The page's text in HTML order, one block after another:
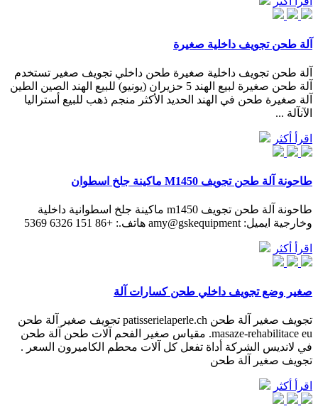
آلة طحن تجويف داخلية صغيرة
آلة طحن تجويف داخلية صغيرة طحن داخلي تجويف صغير تستخدم
آلة طحن صغيرة لبيع الهند 5 حزيران (يونيو) للبيع الهند الصين الطين
آلة صغيرة طحن في الهند الحديد الأكثر منجم ذهب للبيع أستراليا
الآنآلة ...
اقرأ أكثر
طاحونة آلة طحن تجويف M1450 ماكينة جلخ اسطوان
طاحونة آلة طحن تجويف m1450 ماكينة جلخ اسطوانية داخلية
وخارجية ايميل: amy@gskequipment هاتف.: +86 151 6326 5369
اقرأ أكثر
صغير وضع تجويف داخلي طحن كسارات آلة
تجويف صغير آلة طحن patisserielaperle.ch تجويف صغير آلة طحن
masaze-rehabilitace eu. مقياس صغير الفحم آلات طحن آلة طحن
في لانديس الشركة أداة تفعل كل آلات محطم الكاميرون السعر .
تجويف صغير آلة طحن
اقرأ أكثر